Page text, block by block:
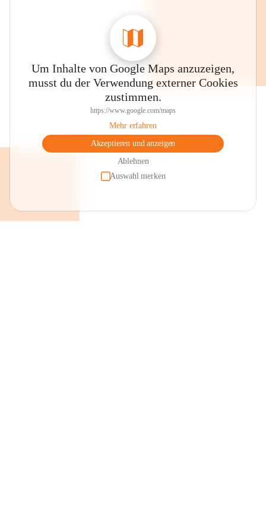
Um Inhalte von Google Maps anzuzeigen,
musst du der Verwendung externer Cookies
zustimmen.
https://www.google.com/maps
Mehr erfahren
Akzeptieren und anzeigen
Ablehnen
Auswahl merken